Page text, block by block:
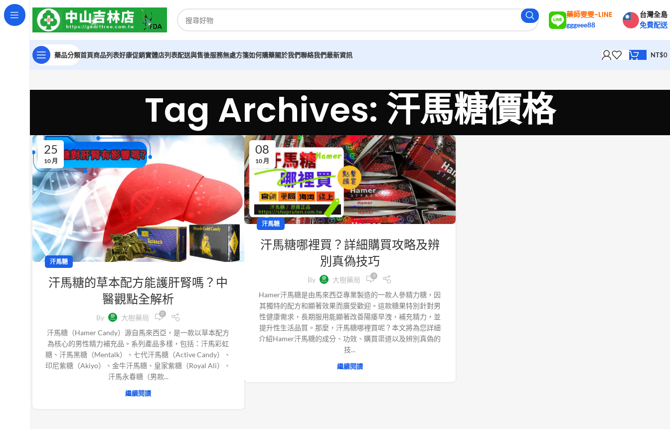
藥師雯雯-LINE
gggeee88
台灣全島
免費配送
藥品分類首頁商品列表好康促銷實體店列表配送與售後服務無處方箋如何購藥關於我們聯絡我們最新資訊 NT$0
Tag Archives: 汗馬糖價格
25
10 月
汗馬糖
汗馬糖的草本配方能護肝腎嗎？中
醫觀點全解析
By 大樹藥局 0
汗馬糖（Hamer Candy）源自馬來西亞，是一款以草本配方
為核心的男性精力補充品。系列產品多樣，包括：汗馬彩虹
糖、汗馬黑糖（Mentalk）、七代汗馬糖（Active Candy）、
印尼紫糖（Akiyo）、金牛汗馬糖、皇家紫糖（Royal Ali）、
汗馬永春糖（男款...
繼續閱讀
08
10 月
汗馬糖
汗馬糖哪裡買？詳細購買攻略及辨
別真偽技巧
By 大樹藥局 0
Hamer汗馬糖是由馬來西亞專業製造的一款人參精力糖，因
其獨特的配方和顯著效果而廣受歡迎。這款糖果特別針對男
性健康需求，長期服用能顯著改善陽痿早洩，補充精力，並
提升性生活品質。那麼，汗馬糖哪裡買呢？本文將為您詳細
介紹Hamer汗馬糖的成分、功效、購買渠道以及辨別真偽的
技...
繼續閱讀